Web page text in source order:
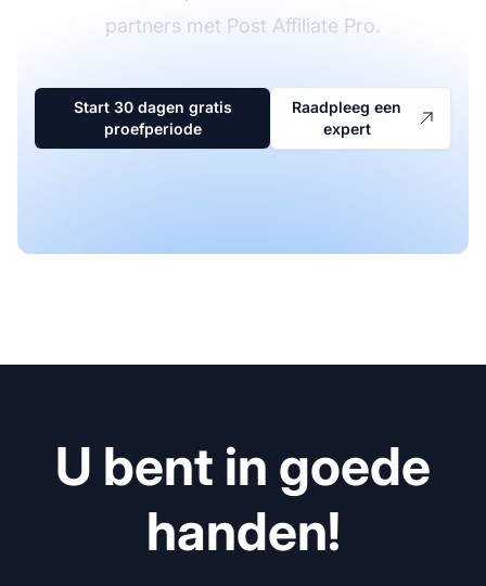
partners met Post Affiliate Pro.
Start 30 dagen gratis
proefperiode
Raadpleeg een
expert
U bent in goede
handen!